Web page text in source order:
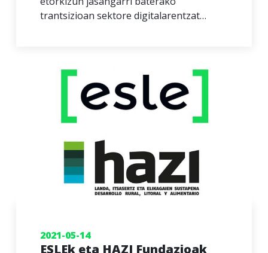
trantsizioan sektore digitalarentzat…
2021-05-14
ESLEk eta HAZI Fundazioak